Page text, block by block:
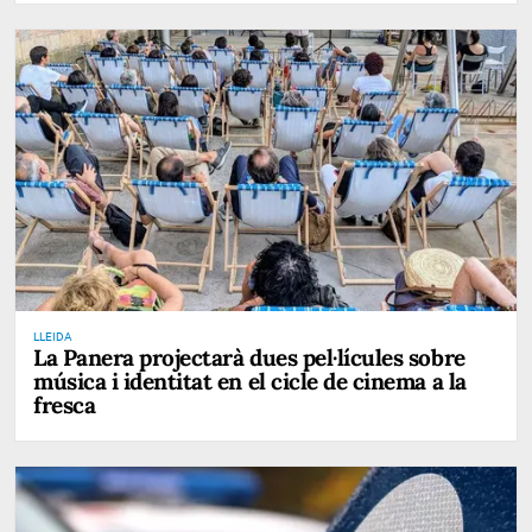
LLEIDA
La Panera projectarà dues pel·lícules sobre
música i identitat en el cicle de cinema a la
fresca